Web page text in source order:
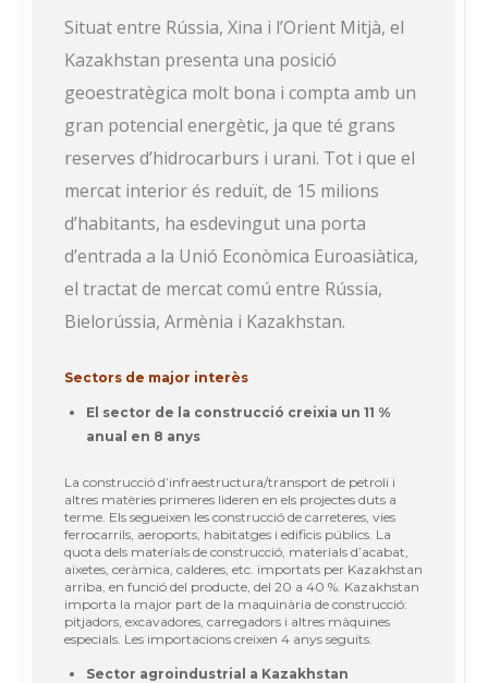
Situat entre Rússia, Xina i l’Orient Mitjà, el
Kazakhstan presenta una posició
geoestratègica molt bona i compta amb un
gran potencial energètic, ja que té grans
reserves d’hidrocarburs i urani. Tot i que el
mercat interior és reduït, de 15 milions
d’habitants, ha esdevingut una porta
d’entrada a la Unió Econòmica Euroasiàtica,
el tractat de mercat comú entre Rússia,
Bielorússia, Armènia i Kazakhstan.
Sectors de major interès
El sector de la construcció creixia un 11 %
anual en 8 anys
La construcció d’infraestructura/transport de petroli i
altres matèries primeres lideren en els projectes duts a
terme. Els segueixen les construcció de carreteres, vies
ferrocarrils, aeroports, habitatges i edificis públics. La
quota dels materials de construcció, materials d’acabat,
aixetes, ceràmica, calderes, etc. importats per Kazakhstan
arriba, en funció del producte, del 20 a 40 %. Kazakhstan
importa la major part de la maquinària de construcció:
pitjadors, excavadores, carregadors i altres màquines
especials. Les importacions creixen 4 anys seguits.
Sector agroindustrial a Kazakhstan